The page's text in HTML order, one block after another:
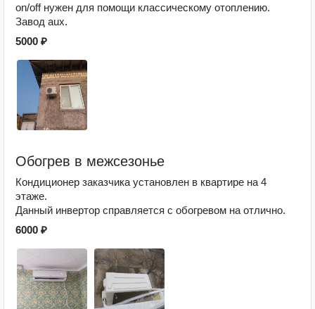
on/off нужен для помощи классическому отоплению.
Завод aux.
5000 ₽
Обогрев в межсезонье
Кондиционер заказчика установлен в квартире на 4
этаже.
Данный инвертор справляется с обогревом на отлично.
6000 ₽